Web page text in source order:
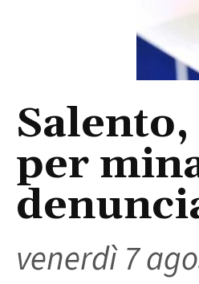
per
venerdì 7